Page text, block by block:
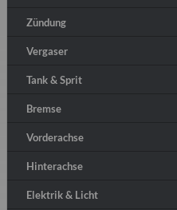
Zündung
Vergaser
Tank & Sprit
Bremse
Vorderachse
Hinterachse
Elektrik & Licht